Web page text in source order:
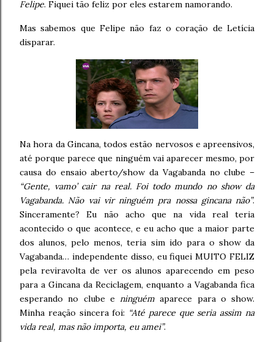
Felipe. Fiquei tão feliz por eles estarem namorando.
Mas sabemos que Felipe não faz o coração de Letícia
disparar.
Na hora da Gincana, todos estão nervosos e apreensivos,
até porque parece que ninguém vai aparecer mesmo, por
causa do ensaio aberto/show da Vagabanda no clube –
“Gente, vamo’ cair na real. Foi todo mundo no show da
Vagabanda. Não vai vir ninguém pra nossa gincana não”.
Sinceramente? Eu não acho que na vida real teria
acontecido o que acontece, e eu acho que a maior parte
dos alunos, pelo menos, teria sim ido para o show da
Vagabanda… independente disso, eu fiquei MUITO FELIZ
pela reviravolta de ver os alunos aparecendo em peso
para a Gincana da Reciclagem, enquanto a Vagabanda fica
esperando no clube e ninguém aparece para o show.
Minha reação sincera foi: “Até parece que seria assim na
vida real, mas não importa, eu amei”.